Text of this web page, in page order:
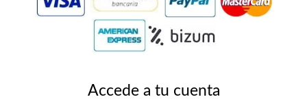
Accede a tu cuenta